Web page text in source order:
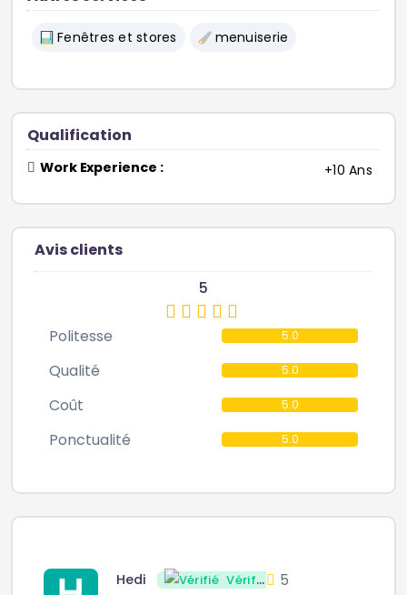
Fenêtres et stores menuiserie
Qualification
Work Experience : +10 Ans
Avis clients
5
Politesse 5.0
Qualité 5.0
Coût 5.0
Ponctualité 5.0
Hedi Vérifié 5